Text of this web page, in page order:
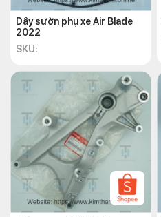
Dây sườn phụ xe Air Blade
2022
SKU: